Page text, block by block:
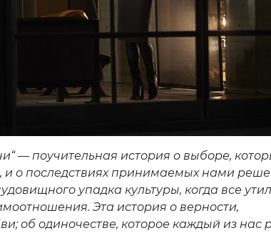
— поучительная история о выборе,
о последствиях принимаемых нами
упадка культуры, когда все
Эта история о верности,
об одиночестве, которое каждый из нас